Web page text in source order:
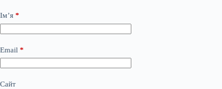
Ім’я *
Email *
Сайт